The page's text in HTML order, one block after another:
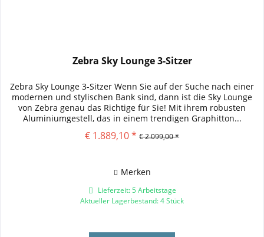
Zebra Sky Lounge 3-Sitzer
Zebra Sky Lounge 3-Sitzer Wenn Sie auf der Suche nach einer
modernen und stylischen Bank sind, dann ist die Sky Lounge
von Zebra genau das Richtige für Sie! Mit ihrem robusten
Aluminiumgestell, das in einem trendigen Graphitton...
€ 1.889,10 * € 2.099,00 *
Merken
Lieferzeit: 5 Arbeitstage
Aktueller Lagerbestand: 4 Stück